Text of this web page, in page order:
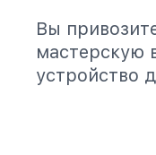
Вы
мастерскую
устройство